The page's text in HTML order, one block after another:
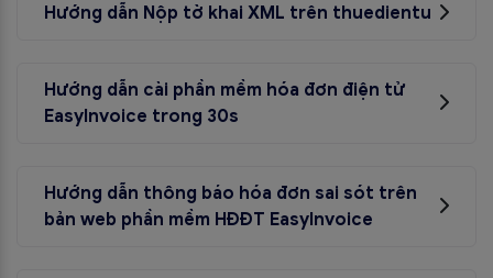
Hướng dẫn Nộp tờ khai XML trên thuedientu
Hướng dẫn cài phần mềm hóa đơn điện tử
EasyInvoice trong 30s
Hướng dẫn thông báo hóa đơn sai sót trên
bản web phần mềm HĐĐT EasyInvoice